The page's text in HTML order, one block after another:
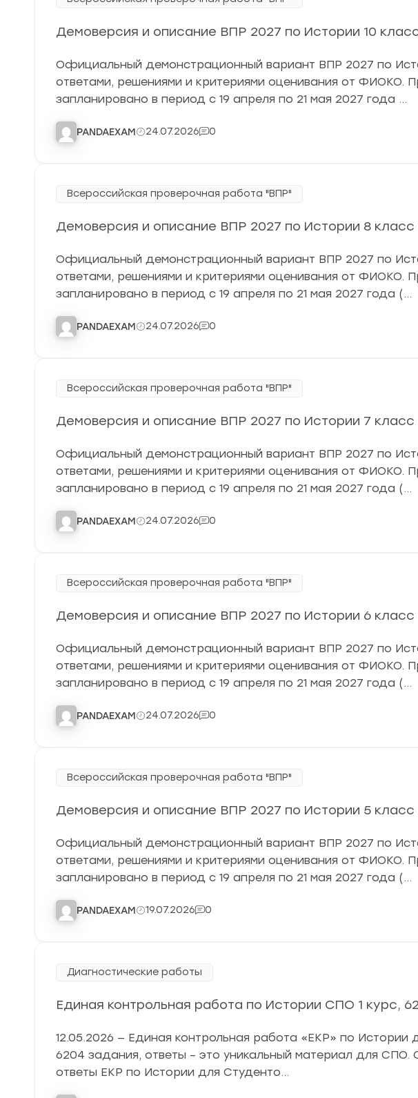
Демоверсия и описание ВПР 2027 по Истории 10
Официальный демонстрационный вариант ВПР 2027 по
ответами, решениями и критериями оценивания от ФИОКО.
запланировано в период с 19 апреля по 21 мая 2027 года …
PANDAEXAM 24.07.2026 0
Всероссийская проверочная работа "ВПР"
Демоверсия и описание ВПР 2027 по Истории 8 класс
Официальный демонстрационный вариант ВПР 2027 по
ответами, решениями и критериями оценивания от ФИОКО.
запланировано в период с 19 апреля по 21 мая 2027 года (…
PANDAEXAM 24.07.2026 0
Всероссийская проверочная работа "ВПР"
Демоверсия и описание ВПР 2027 по Истории 7 класс
Официальный демонстрационный вариант ВПР 2027 по
ответами, решениями и критериями оценивания от ФИОКО.
запланировано в период с 19 апреля по 21 мая 2027 года (…
PANDAEXAM 24.07.2026 0
Всероссийская проверочная работа "ВПР"
Демоверсия и описание ВПР 2027 по Истории 6 класс
Официальный демонстрационный вариант ВПР 2027 по
ответами, решениями и критериями оценивания от ФИОКО.
запланировано в период с 19 апреля по 21 мая 2027 года (…
PANDAEXAM 24.07.2026 0
Всероссийская проверочная работа "ВПР"
Демоверсия и описание ВПР 2027 по Истории 5 класс
Официальный демонстрационный вариант ВПР 2027 по
ответами, решениями и критериями оценивания от ФИОКО.
запланировано в период с 19 апреля по 21 мая 2027 года (…
PANDAEXAM 19.07.2026 0
Диагностические работы
Единая контрольная работа по Истории СПО 1 курс,
12.05.2026 — Единая контрольная работа «ЕКР» по
6204 задания, ответы – это уникальный материал для СПО.
ответы ЕКР по Истории для Студенто…